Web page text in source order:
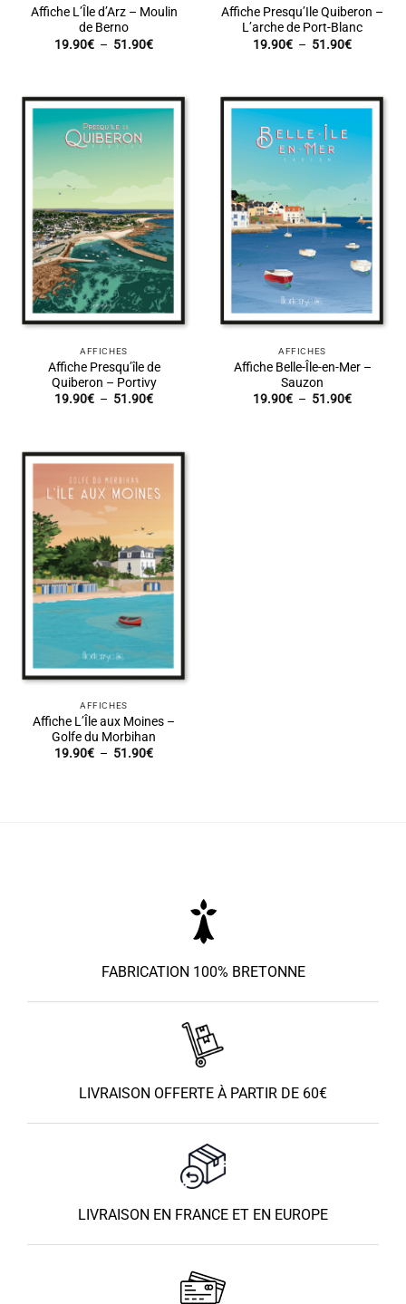
Affiche L’Île d’Arz – Moulin
de Berno
19.90€ – 51.90€Plage
51.90€
Affiche Presqu’Ile Quiberon –
L’arche de Port-Blanc
19.90€ – 51.90€Plage
51.90€
AFFICHES
Affiche Presqu’île de
Quiberon – Portivy
19.90€ – 51.90€Plage
51.90€
AFFICHES
Affiche Belle-Île-en-Mer –
Sauzon
19.90€ – 51.90€Plage
AFFICHES
Affiche L’Île aux Moines –
Golfe du Morbihan
19.90€ – 51.90€Plage
FABRICATION 100% BRETONNE
LIVRAISON OFFERTE À PARTIR DE 60€
LIVRAISON EN FRANCE ET EN EUROPE